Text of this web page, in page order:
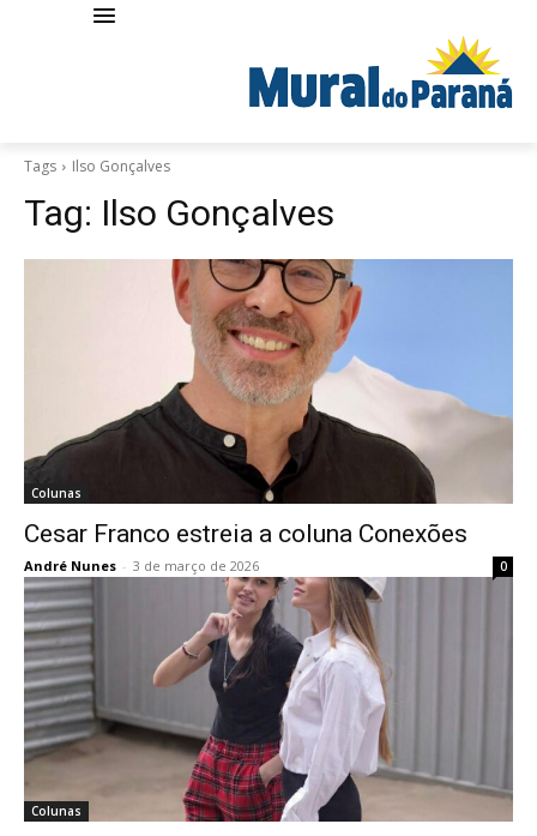
Tags Ilso Gonçalves
Tag: Ilso Gonçalves
Colunas
Cesar Franco estreia a coluna Conexões
André Nunes - 3 de março de 2026 0
Colunas